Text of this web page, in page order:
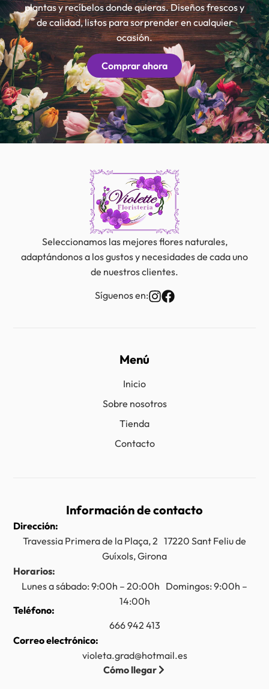
plantas y recíbelos donde quieras. Diseños frescos y
de calidad, listos para sorprender en cualquier
ocasión.
Comprar ahora
Seleccionamos las mejores flores naturales,
adaptándonos a los gustos y necesidades de cada uno
de nuestros clientes.
Síguenos en:
Menú
Inicio
Sobre nosotros
Tienda
Contacto
Información de contacto
Dirección:
Travessia Primera de la Plaça, 2 17220 Sant Feliu de
Guíxols, Girona
Horarios:
Lunes a sábado: 9:00h – 20:00h Domingos: 9:00h –
14:00h
Teléfono:
666 942 413
Correo electrónico:
violeta.grad@hotmail.es
Cómo llegar